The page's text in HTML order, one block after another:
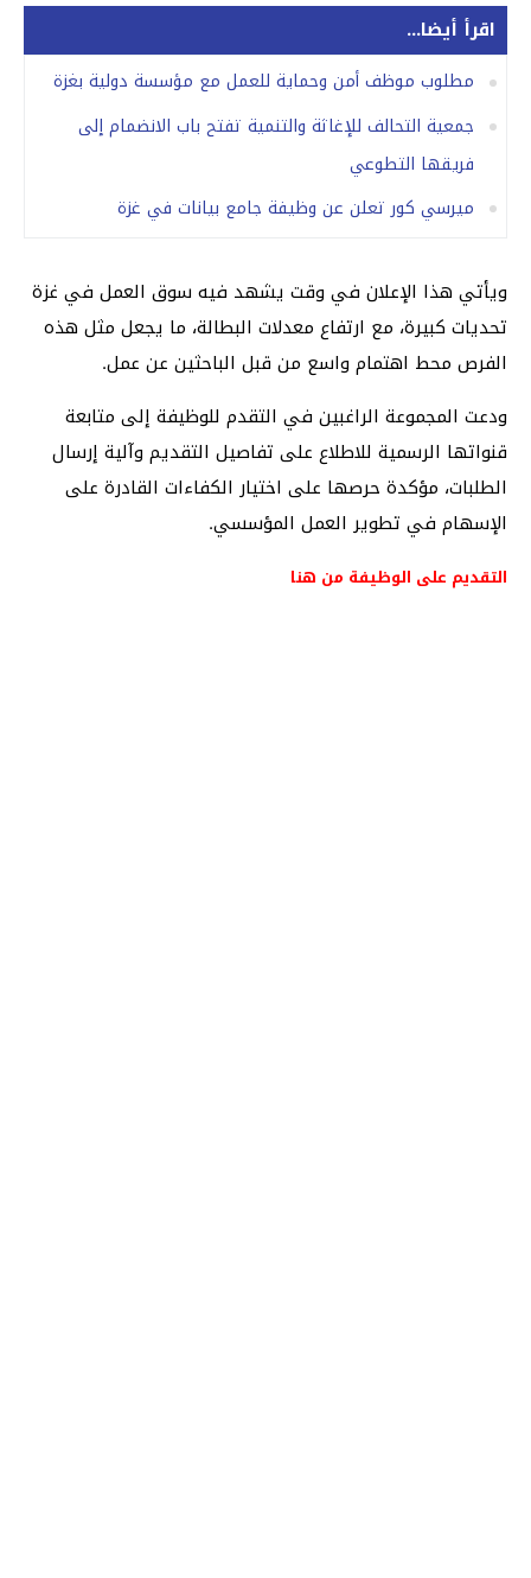
اقرأ أيضا...
مطلوب موظف أمن وحماية للعمل مع مؤسسة دولية بغزة
جمعية التحالف للإغاثة والتنمية تفتح باب الانضمام إلى
فريقها التطوعي
ميرسي كور تعلن عن وظيفة جامع بيانات في غزة
ويأتي هذا الإعلان في وقت يشهد فيه سوق العمل في غزة
تحديات كبيرة، مع ارتفاع معدلات البطالة، ما يجعل مثل هذه
الفرص محط اهتمام واسع من قبل الباحثين عن عمل.
ودعت المجموعة الراغبين في التقدم للوظيفة إلى متابعة
قنواتها الرسمية للاطلاع على تفاصيل التقديم وآلية إرسال
الطلبات، مؤكدة حرصها على اختيار الكفاءات القادرة على
الإسهام في تطوير العمل المؤسسي.
التقديم على الوظيفة من هنا